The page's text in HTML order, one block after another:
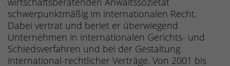
schwerpunktmäßig im internationalen Recht.
Dabei vertrat und beriet er überwiegend
Unternehmen in internationalen Gerichts- und
Schiedsverfahren und bei der Gestaltung
international-rechtlicher Verträge. Von 2001 bis